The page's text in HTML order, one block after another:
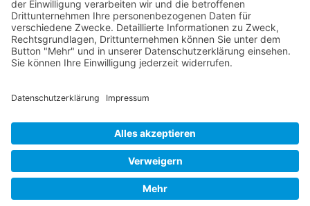
Social Media
Alle Preise inkl. gesetzl. MwSt. zzgl.Versandkosten. Die durchgestrichenen Preise
entsprechen dem bisherigen Preis bei Juwelier Siepel Nienburg.
Juwelier Siepel Nienburg © 2026 | Template © 2009-2026 by modified eCommerce
Shopsoftware
modified eCommerce Shopsoftware © 2009-2026